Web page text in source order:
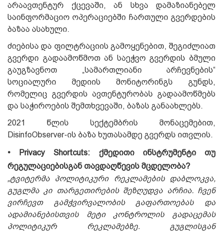
არაავთენტურ ქცევაში, ან სხვა დამაზიანებელ
საინფორმაციო ოპერაციებში ჩართული გვერდების
ბაზაა ასახული.
ძიებისა და ფილტრაციის გამოყენებით, შეგიძლიათ
გვერდი გადაამოწმოთ ან საეჭვო გვერდის ბმული
გაუგზავნოთ „სამართლიანი არჩევნების“
სოციალური მედიის მონიტორინგს გუნდს,
რომელიც გვერდის ავთენტურობას გადაამოწმებს
და საჭიროების შემთხვევაში, ბაზას განაახლებს.
2021 წლის სექტემბრის მონაცემებით,
DisinfoObserver-ის ბაზა ხუთასამდე გვერდს ითვლის.
• Privacy Shortcuts: ქმედითი ინსტრუმენტი თუ
რეგულაციებისგან თავდაღწევის მცდელობა?
„ტვიტერმა პოლიტიკური რეკლამების დაბლოკვა,
გუგლმა კი თარგეთირების შეზღუდვა არჩია. ჩვენ
ვირჩევთ გამჭვირვალობის გაფართოებას და
ადამიანებისთვის მეტი კონტროლის გადაცემას
პოლიტიკურ რეკლამებზე. გუგლისგან